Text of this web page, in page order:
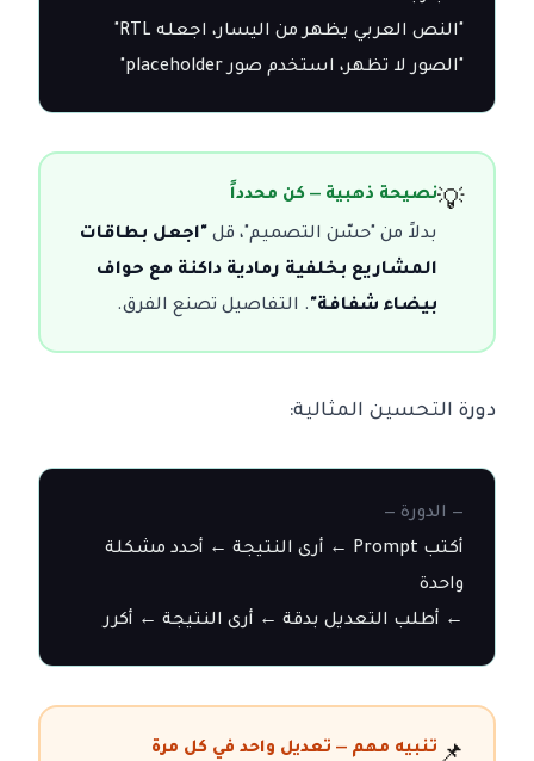
"الصور لا تظهر، استخدم صور placeholder"
💡نصيحة ذهبية — كن محدداً
بدلاً من "حسّن التصميم"، قل "اجعل بطاقات
المشاريع بخلفية رمادية داكنة مع حواف
بيضاء شفافة". التفاصيل تصنع الفرق.
دورة التحسين المثالية:
— الدورة —
أكتب Prompt ← أرى النتيجة ← أحدد مشكلة
واحدة
← أطلب التعديل بدقة ← أرى النتيجة ← أكرر
تنبيه مهم — تعديل واحد في كل مرة